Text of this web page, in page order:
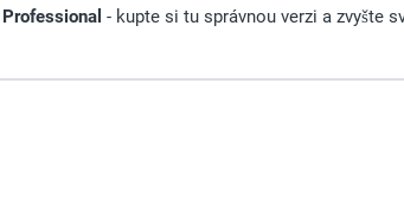
Professional - kupte si tu správnou verzi a zvyšte